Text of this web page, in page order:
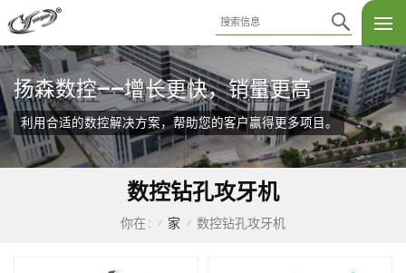
扬森数控——增长更快，销量更高
利用合适的数控解决方案，帮助您的客户赢得更多项目。
数控钻孔攻牙机
你在 : / 家 / 数控钻孔攻牙机